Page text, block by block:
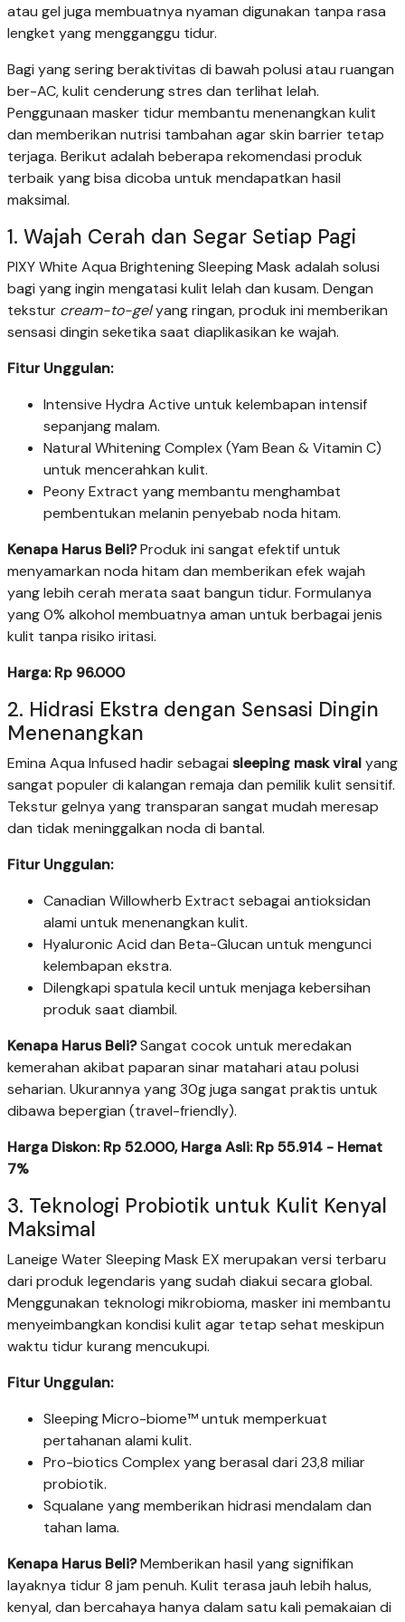
atau gel juga membuatnya nyaman digunakan tanpa rasa
lengket yang mengganggu tidur.
Bagi yang sering beraktivitas di bawah polusi atau ruangan
ber-AC, kulit cenderung stres dan terlihat lelah.
Penggunaan masker tidur membantu menenangkan kulit
dan memberikan nutrisi tambahan agar skin barrier tetap
terjaga. Berikut adalah beberapa rekomendasi produk
terbaik yang bisa dicoba untuk mendapatkan hasil
maksimal.
1. Wajah Cerah dan Segar Setiap Pagi
PIXY White Aqua Brightening Sleeping Mask adalah solusi
bagi yang ingin mengatasi kulit lelah dan kusam. Dengan
tekstur cream-to-gelyang ringan, produk ini memberikan
sensasi dingin seketika saat diaplikasikan ke wajah.
Fitur Unggulan:
Intensive Hydra Active untuk kelembapan intensif
sepanjang malam.
Natural Whitening Complex (Yam Bean & Vitamin C)
untuk mencerahkan kulit.
Peony Extract yang membantu menghambat
pembentukan melanin penyebab noda hitam.
Kenapa Harus Beli?Produk ini sangat efektif untuk
menyamarkan noda hitam dan memberikan efek wajah
yang lebih cerah merata saat bangun tidur. Formulanya
yang 0% alkohol membuatnya aman untuk berbagai jenis
kulit tanpa risiko iritasi.
Harga: Rp 96.000
2. Hidrasi Ekstra dengan Sensasi Dingin
Menenangkan
Emina Aqua Infused hadir sebagai sleeping mask viralyang
sangat populer di kalangan remaja dan pemilik kulit sensitif.
Tekstur gelnya yang transparan sangat mudah meresap
dan tidak meninggalkan noda di bantal.
Fitur Unggulan:
Canadian Willowherb Extract sebagai antioksidan
alami untuk menenangkan kulit.
Hyaluronic Acid dan Beta-Glucan untuk mengunci
kelembapan ekstra.
Dilengkapi spatula kecil untuk menjaga kebersihan
produk saat diambil.
Kenapa Harus Beli?Sangat cocok untuk meredakan
kemerahan akibat paparan sinar matahari atau polusi
seharian. Ukurannya yang 30g juga sangat praktis untuk
dibawa bepergian (travel-friendly).
Harga Diskon: Rp 52.000, Harga Asli: Rp 55.914 - Hemat
7%
3. Teknologi Probiotik untuk Kulit Kenyal
Maksimal
Laneige Water Sleeping Mask EX merupakan versi terbaru
dari produk legendaris yang sudah diakui secara global.
Menggunakan teknologi mikrobioma, masker ini membantu
menyeimbangkan kondisi kulit agar tetap sehat meskipun
waktu tidur kurang mencukupi.
Fitur Unggulan:
Sleeping Micro-biome™ untuk memperkuat
pertahanan alami kulit.
Pro-biotics Complex yang berasal dari 23,8 miliar
probiotik.
Squalane yang memberikan hidrasi mendalam dan
tahan lama.
Kenapa Harus Beli?Memberikan hasil yang signifikan
layaknya tidur 8 jam penuh. Kulit terasa jauh lebih halus,
kenyal, dan bercahaya hanya dalam satu kali pemakaian di